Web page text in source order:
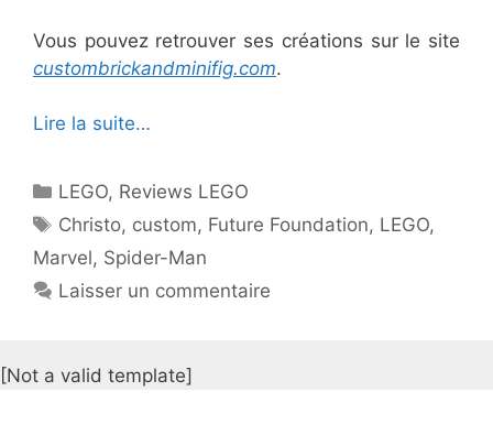
Vous pouvez retrouver ses créations sur le site
custombrickandminifig.com.
Lire la suite…
Catégories
LEGO, Reviews LEGO
Étiquettes
Christo, custom, Future Foundation, LEGO,
Marvel, Spider-Man
Laisser un commentaire
[Not a valid template]